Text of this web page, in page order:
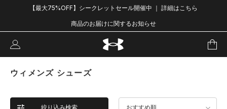
【最大75%OFF】シークレットセール開催中 ｜ 詳細はこちら
商品のお届けに関するお知らせ
ウィメンズ シューズ
絞り込み検索 おすすめ順